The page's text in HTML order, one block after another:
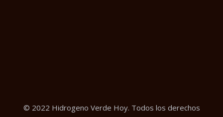
© 2022 Hidrogeno Verde Hoy. Todos los derechos